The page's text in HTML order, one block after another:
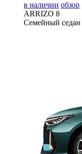
в наличии обзор
ARRIZO 8
Семейный седан